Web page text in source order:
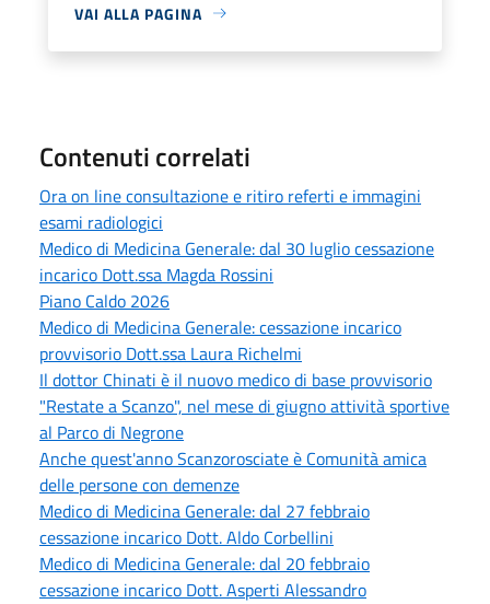
VAI ALLA PAGINA
Contenuti correlati
Ora on line consultazione e ritiro referti e immagini
esami radiologici
Medico di Medicina Generale: dal 30 luglio cessazione
incarico Dott.ssa Magda Rossini
Piano Caldo 2026
Medico di Medicina Generale: cessazione incarico
provvisorio Dott.ssa Laura Richelmi
Il dottor Chinati è il nuovo medico di base provvisorio
"Restate a Scanzo", nel mese di giugno attività sportive
al Parco di Negrone
Anche quest'anno Scanzorosciate è Comunità amica
delle persone con demenze
Medico di Medicina Generale: dal 27 febbraio
cessazione incarico Dott. Aldo Corbellini
Medico di Medicina Generale: dal 20 febbraio
cessazione incarico Dott. Asperti Alessandro